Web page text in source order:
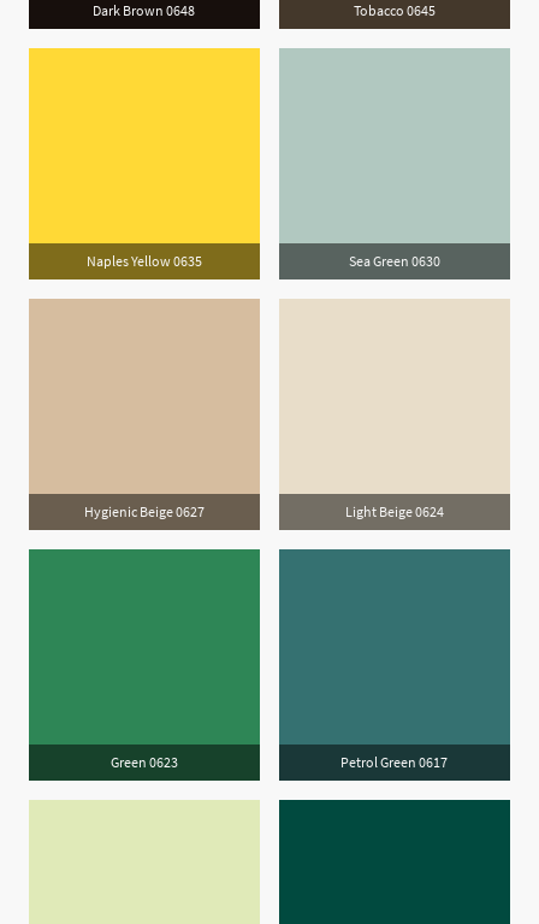
Dark Brown 0648 Tobacco 0645
Naples Yellow 0635 Sea Green 0630
Hygienic Beige 0627 Light Beige 0624
Green 0623 Petrol Green 0617